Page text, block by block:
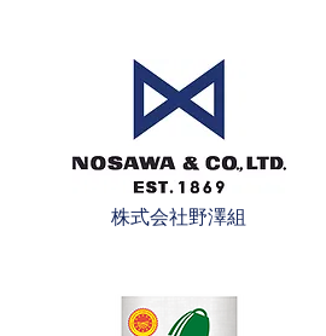
株式会社野澤組